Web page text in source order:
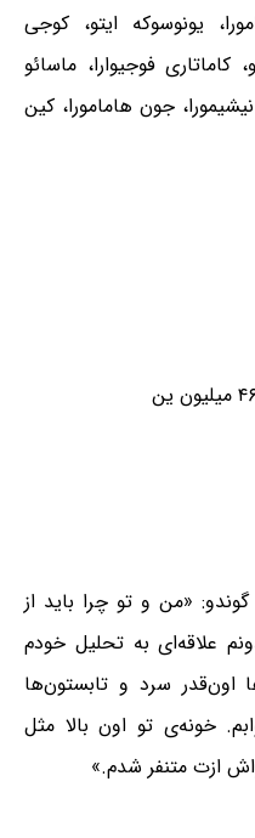
یونوسوکه ایتو، کوجی
فوجیوارا، ماسائو
نیشیمورا، جون هامامورا، کین
گوندو: «من و تو چرا باید از
علاقه‌ای به تحلیل خودم
اون‌قدر سرد و تابستون‌ها
خونه‌ی تو اون بالا مثل
ازت متنفر شدم.»